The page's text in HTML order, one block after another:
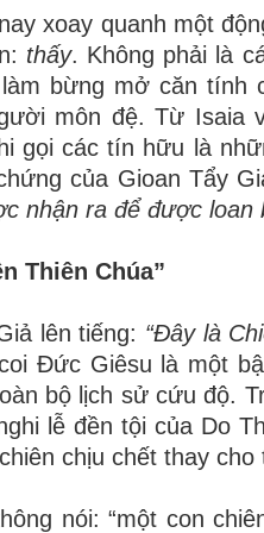
xoay quanh một
thấy. Không phải là
bừng mở căn tính
môn đệ. Từ Isaia
gọi các tín hữu là
của Gioan Tẩy
nhận ra để được loan
Thiên Chúa”
lên tiếng: “Đây là
Đức Giêsu là một
bộ lịch sử cứu độ.
lễ đền tội của Do
chịu chết thay cho
nói: “một con